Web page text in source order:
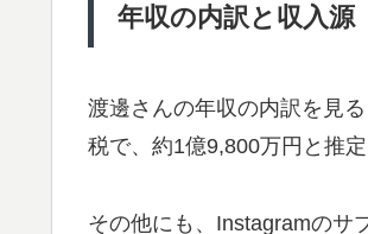
年収の内訳と収入源
渡邊さんの年収の内訳を見
税で、約1億9,800万円と推定
その他にも、Instagramのサ